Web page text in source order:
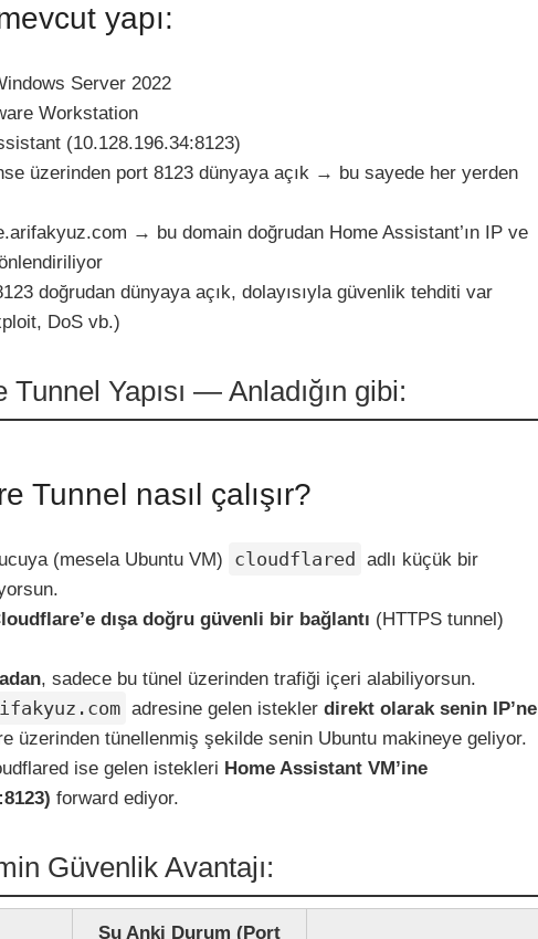
yapı:
Server 2022
Workstation
(10.128.196.34:8123)
üzerinden port 8123 dünyaya açık → bu sayede her yerden
→ bu domain doğrudan Home Assistant’ın IP ve
doğrudan dünyaya açık, dolayısıyla güvenlik tehditi var
DoS vb.)
Tunnel Yapısı — Anladığın gibi:
Tunnel nasıl çalışır?
(mesela Ubuntu VM) cloudflared
adlı küçük bir
dışa doğru güvenli bir bağlantı (HTTPS tunnel)
, sadece bu tünel üzerinden trafiği içeri alabiliyorsun.
adresine gelen isteklerdirekt olarak senin IP’ne
üzerinden tünellenmiş şekilde senin Ubuntu makineye geliyor.
ise gelen istekleri Home Assistant VM’ine
forward ediyor.
Güvenlik Avantajı:
Şu Anki Durum (Port